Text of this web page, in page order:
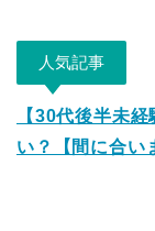
人気記事
【30代後半未
い？【間に合い